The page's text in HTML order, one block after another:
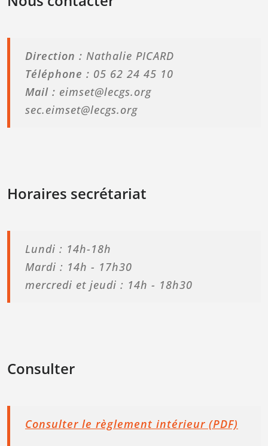
Direction : Nathalie PICARD
Téléphone : 05 62 24 45 10
Mail : eimset@lecgs.org
sec.eimset@lecgs.org
Horaires secrétariat
Lundi : 14h-18h
Mardi : 14h - 17h30
mercredi et jeudi : 14h - 18h30
Consulter
Consulter le règlement intérieur (PDF)